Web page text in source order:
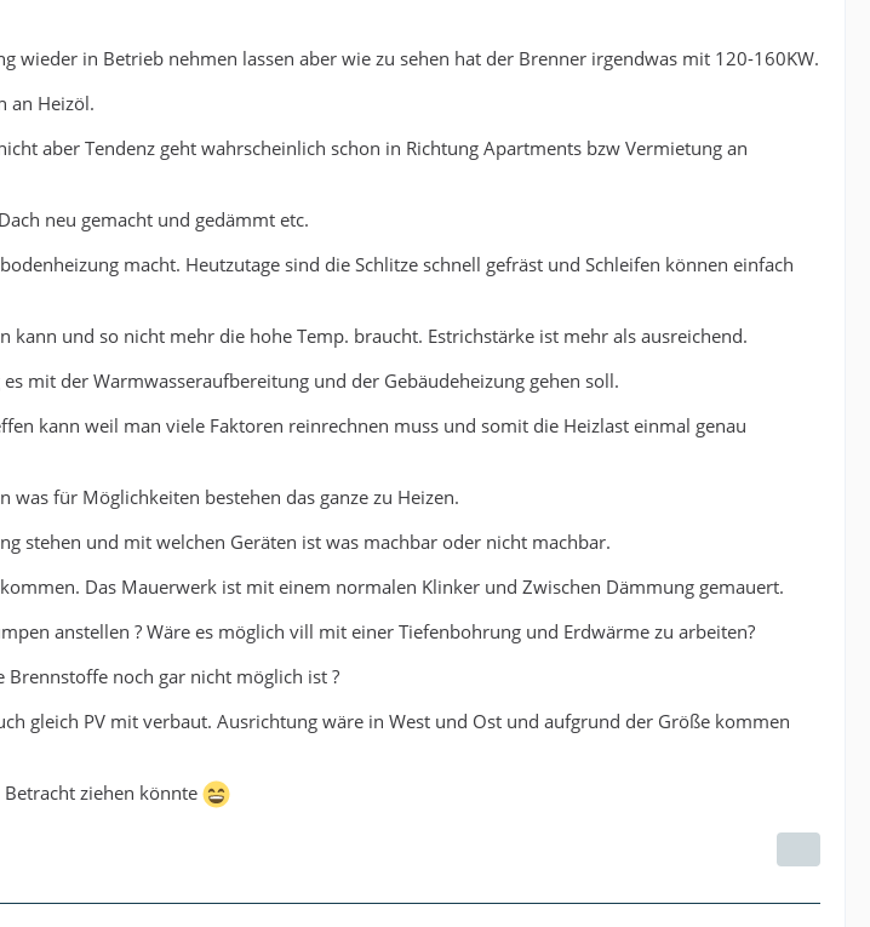
wieder in Betrieb nehmen lassen aber wie zu sehen hat der Brenner irgendwas mit 120-160KW.
an Heizöl.
aber Tendenz geht wahrscheinlich schon in Richtung Apartments bzw Vermietung an
neu gemacht und gedämmt etc.
macht. Heutzutage sind die Schlitze schnell gefräst und Schleifen können einfach
und so nicht mehr die hohe Temp. braucht. Estrichstärke ist mehr als ausreichend.
mit der Warmwasseraufbereitung und der Gebäudeheizung gehen soll.
kann weil man viele Faktoren reinrechnen muss und somit die Heizlast einmal genau
was für Möglichkeiten bestehen das ganze zu Heizen.
stehen und mit welchen Geräten ist was machbar oder nicht machbar.
Das Mauerwerk ist mit einem normalen Klinker und Zwischen Dämmung gemauert.
anstellen ? Wäre es möglich vill mit einer Tiefenbohrung und Erdwärme zu arbeiten?
Brennstoffe noch gar nicht möglich ist ?
gleich PV mit verbaut. Ausrichtung wäre in West und Ost und aufgrund der Größe kommen
ziehen könnte